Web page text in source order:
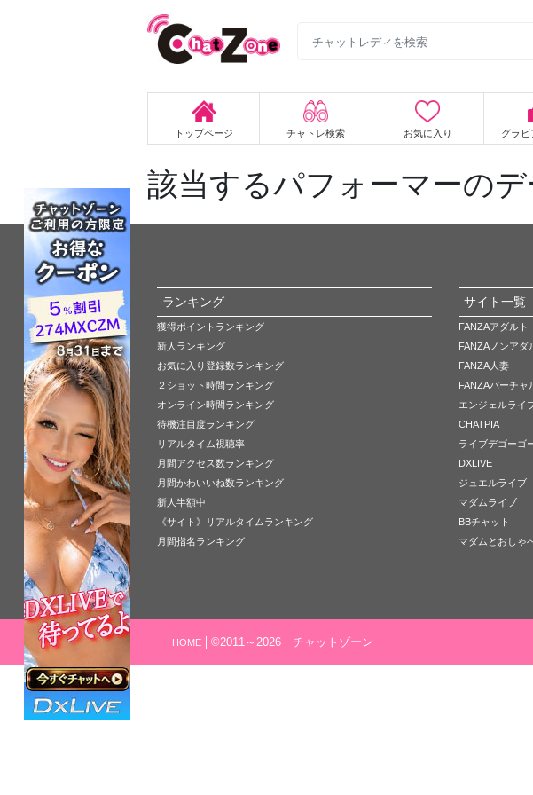
トップページ チャトレ検索 お気に入り グラビ
該当するパフォーマーのデ
ランキング
獲得ポイントランキング
新人ランキング
お気に入り登録数ランキング
２ショット時間ランキング
オンライン時間ランキング
待機注目度ランキング
リアルタイム視聴率
月間アクセス数ランキング
月間かわいいね数ランキング
新人半額中
《サイト》リアルタイムランキング
月間指名ランキング
サイト一覧
FANZAアダルト
FANZAノンアダ
FANZA人妻
FANZAバーチャ
エンジェルライ
CHATPIA
ライブデゴーゴ
DXLIVE
ジュエルライブ
マダムライブ
BBチャット
マダムとおしゃ
HOME ©2011～2026 チャットゾーン